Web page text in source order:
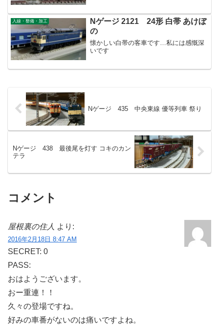
入線・整備・加工
Nゲージ 2121 24形 白帯 あけぼ
の
懐かしい白帯の客車です…私には感慨深
いです
Nゲージ 435 中央東線 優等列車 祭り
Nゲージ 438 最後尾を灯す コキのカン
テラ
コメント
屋根裏の住人 より:
2016年2月18日 8:47 AM
SECRET: 0
PASS:
おはようございます。
おー重連！！
久々の登場ですね。
好みの車番がないのは痛いですよね。